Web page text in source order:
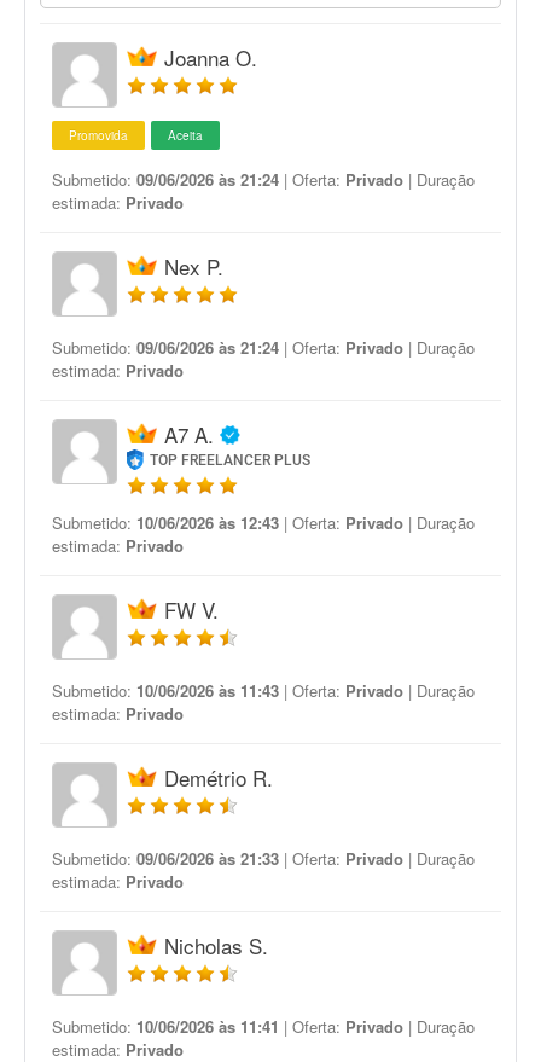
Joanna O.
Promovida Aceita
Submetido: 09/06/2026 às 21:24 | Oferta: Privado | Duração
estimada: Privado
Nex P.
Submetido: 09/06/2026 às 21:24 | Oferta: Privado | Duração
estimada: Privado
A7 A.
TOP FREELANCER PLUS
Submetido: 10/06/2026 às 12:43 | Oferta: Privado | Duração
estimada: Privado
FW V.
Submetido: 10/06/2026 às 11:43 | Oferta: Privado | Duração
estimada: Privado
Demétrio R.
Submetido: 09/06/2026 às 21:33 | Oferta: Privado | Duração
estimada: Privado
Nicholas S.
Submetido: 10/06/2026 às 11:41 | Oferta: Privado | Duração
estimada: Privado